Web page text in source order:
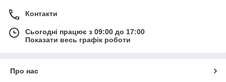
Контакти
Сьогодні працює з 09:00 до 17:00
Показати весь графік роботи
Про нас